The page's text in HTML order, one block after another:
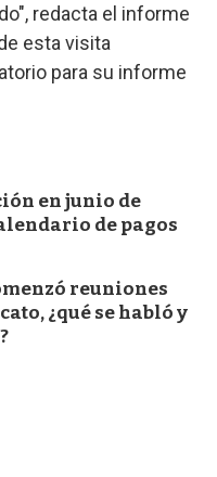
redacta el informe
esta visita
para su informe
en junio de
de pagos
reuniones
¿qué se habló y